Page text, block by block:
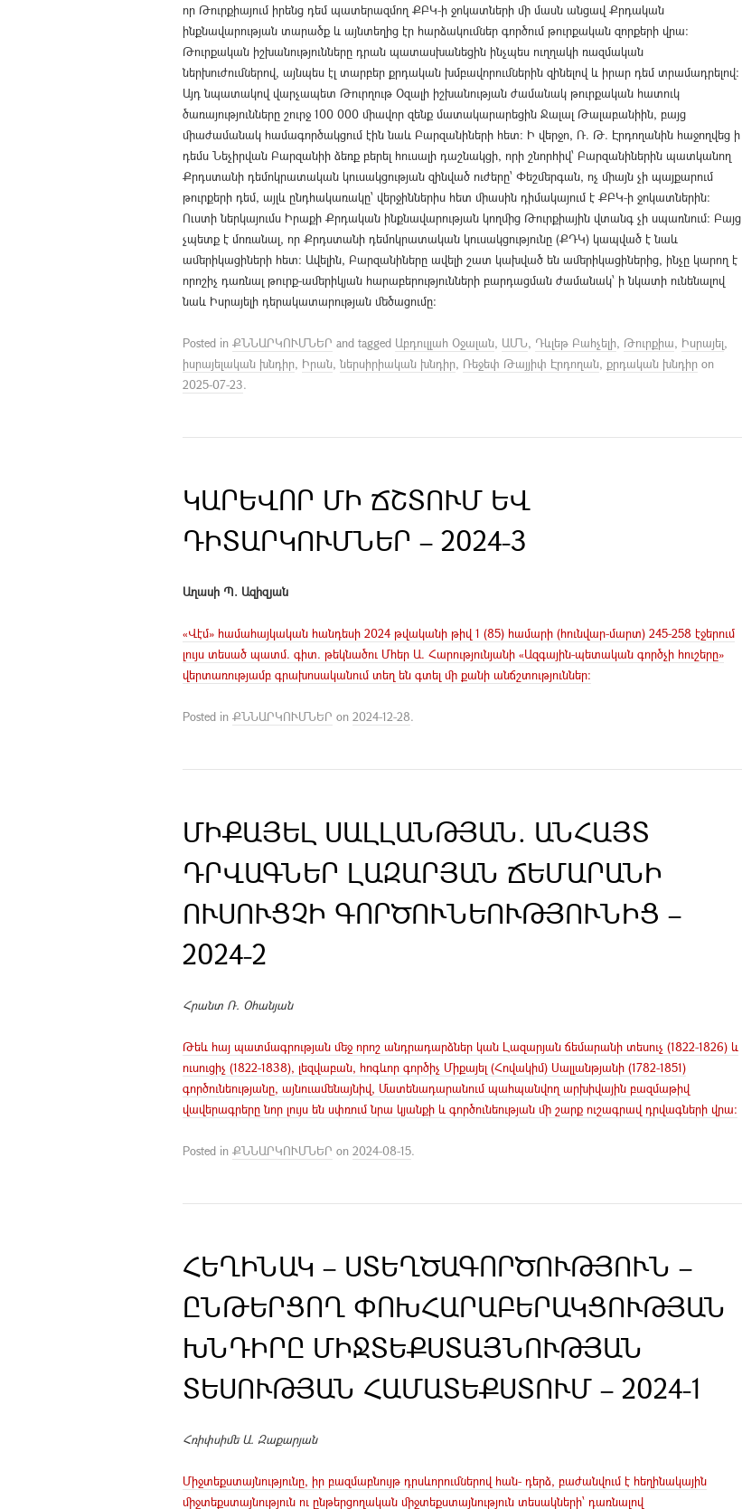
որ Թուրքիայում իրենց դեմ պատերազմող ՔԲԿ-ի ջոկատների մի մասն անցավ Քրդական
ինքնավարության տարածք և այնտեղից էր հարձակումներ գործում թուրքական զորքերի վրա:
Թուրքական իշխանությունները դրան պատասխանեցին ինչպես ուղղակի ռազմական
ներխուժումներով, այնպես էլ տարբեր քրդական խմբավորումներին զինելով և իրար դեմ տրամադրելով:
Այդ նպատակով վարչապետ Թուրղութ Օզալի իշխանության ժամանակ թուրքական հատուկ
ծառայությունները շուրջ 100 000 միավոր զենք մատակարարեցին Ջալալ Թալաբանիին, բայց
միաժամանակ համագործակցում էին նաև Բարզանիների հետ: Ի վերջո, Ռ. Թ. Էրդողանին հաջողվեց ի
դեմս Նեչիրվան Բարզանիի ձեռք բերել հուսալի դաշնակցի, որի շնորհիվ՝ Բարզանիներին պատկանող
Քրդստանի դեմոկրատական կուսակցության զինված ուժերը՝ Փեշմերգան, ոչ միայն չի պայքարում
թուրքերի դեմ, այլև ընդհակառակը՝ վերջիններիս հետ միասին դիմակայում է ՔԲԿ-ի ջոկատներին:
Ուստի ներկայումս Իրաքի Քրդական ինքնավարության կողմից Թուրքիային վտանգ չի սպառնում: Բայց
չպետք է մոռանալ, որ Քրդստանի դեմոկրատական կուսակցությունը (ՔԴԿ) կապված է նաև
ամերիկացիների հետ։ Ավելին, Բարզանիները ավելի շատ կախված են ամերիկացիներից, ինչը կարող է
որոշիչ դառնալ թուրք-ամերիկյան հարաբերությունների բարդացման ժամանակ՝ ի նկատի ունենալով
նաև Իսրայելի դերակատարության մեծացումը:
Posted in ՔՆՆԱՐԿՈՒՄՆԵՐ and tagged Աբդուլլահ Օջալան, ԱՄՆ, Դևլեթ Բահչելի, Թուրքիա, Իսրայել,
իսրայելական խնդիր, Իրան, ներսիրիական խնդիր, Ռեջեփ Թայյիփ Էրդողան, քրդական խնդիր on
2025-07-23.
ԿԱՐԵՎՈՐ ՄԻ ՃՇՏՈՒՄ ԵՎ
ԴԻՏԱՐԿՈՒՄՆԵՐ – 2024-3
Աղասի Պ. Ազիզյան
«Վէմ» համահայկական հանդեսի 2024 թվականի թիվ 1 (85) համարի (հունվար-մարտ) 245-258 էջերում
լույս տեսած պատմ. գիտ. թեկնածու Մհեր Ա. Հարությունյանի «Ազգային-պետական գործչի հուշերը»
վերտառությամբ գրախոսականում տեղ են գտել մի քանի անճշտություններ։
Posted in ՔՆՆԱՐԿՈՒՄՆԵՐ on 2024-12-28.
ՄԻՔԱՅԵԼ ՍԱԼԼԱՆԹՅԱՆ. ԱՆՀԱՅՏ
ԴՐՎԱԳՆԵՐ ԼԱԶԱՐՅԱՆ ՃԵՄԱՐԱՆԻ
ՈՒՍՈՒՑՉԻ ԳՈՐԾՈՒՆԵՈՒԹՅՈՒՆԻՑ –
2024-2
Հրանտ Ռ. Օհանյան
Թեև հայ պատմագրության մեջ որոշ անդրադարձներ կան Լազարյան ճեմարանի տեսուչ (1822-1826) և
ուսուցիչ (1822-1838), լեզվաբան, հոգևոր գործիչ Միքայել (Հովակիմ) Սալլանթյանի (1782-1851)
գործունեությանը, այնուամենայնիվ, Մատենադարանում պահպանվող արխիվային բազմաթիվ
վավերագրերը նոր լույս են սփռում նրա կյանքի և գործունեության մի շարք ուշագրավ դրվագների վրա:
Posted in ՔՆՆԱՐԿՈՒՄՆԵՐ on 2024-08-15.
ՀԵՂԻՆԱԿ – ՍՏԵՂԾԱԳՈՐԾՈՒԹՅՈՒՆ –
ԸՆԹԵՐՑՈՂ ՓՈԽՀԱՐԱԲԵՐԱԿՑՈՒԹՅԱՆ
ԽՆԴԻՐԸ ՄԻՋՏԵՔՍՏԱՅՆՈՒԹՅԱՆ
ՏԵՍՈՒԹՅԱՆ ՀԱՄԱՏԵՔՍՏՈՒՄ – 2024-1
Հռիփսիմե Ա. Զաքարյան
Միջտեքստայնությունը, իր բազմաբնույթ դրսևորումներով հան- դերձ, բաժանվում է հեղինակային
միջտեքստայնություն ու ընթերցողական միջտեքստայնություն տեսակների՝ դառնալով